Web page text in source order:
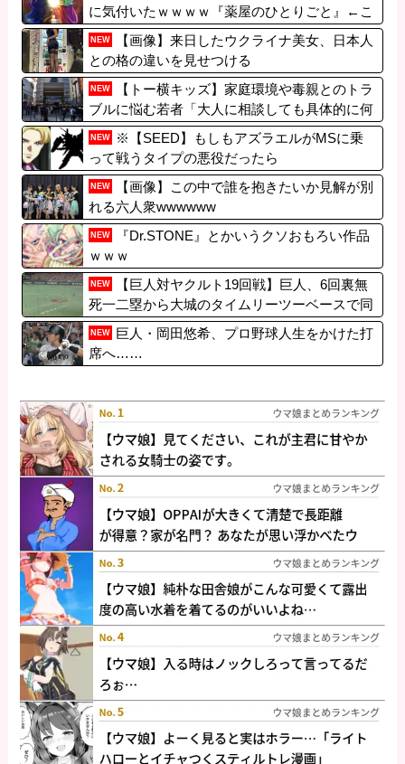
に気付いたｗｗｗｗ『薬屋のひとりごと』←こ
いつに対する正直な感想がこちら…面白いけ
ど…
NEW
【画像】来日したウクライナ美女、日本人
との格の違いを見せつける
NEW
【トー横キッズ】家庭環境や毒親とのトラ
ブルに悩む若者「大人に相談しても具体的に何
もしてくれない」EXIT兼近「搾取しようとする
大人をどう除外するか」
NEW
※【SEED】もしもアズラエルがMSに乗
って戦うタイプの悪役だったら
NEW
【画像】この中で誰を抱きたいか見解が別
れる六人衆wwwwww
NEW
『Dr.STONE』とかいうクソおもろい作品
ｗｗｗ
NEW
【巨人対ヤクルト19回戦】巨人、6回裏無
死一二塁から大城のタイムリーツーベースで同
点に追いつく！！！！！！！！！！！
NEW
巨人・岡田悠希、プロ野球人生をかけた打
席へ……